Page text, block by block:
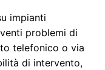
impianti
problemi di
telefonico o via
di intervento,